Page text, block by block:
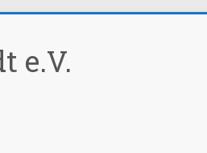
e.V.